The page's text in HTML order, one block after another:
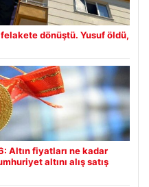
dönüştü. Yusuf öldü,
Altın fiyatları ne kadar
altını alış satış